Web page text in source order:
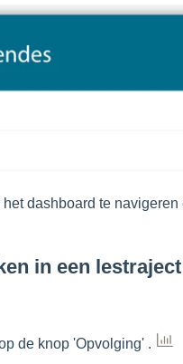
dashboard te
in een lestraject
de knop 'Opvolging' .